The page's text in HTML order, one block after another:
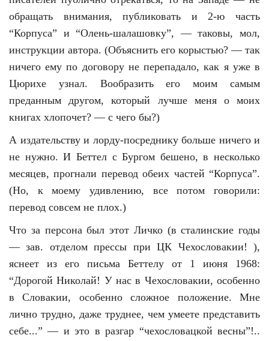
обращать внимания, публиковать и 2-ю часть
“Корпуса” и “Олень-шалашовку”, — таковы, мол,
инструкции автора. (Объяснить его корыстью? — так
ничего ему по договору не перепадало, как я уже в
Цюрихе узнал. Вообразить его моим самым
преданным другом, который лучше меня о моих
книгах хлопочет? — с чего бы?)
А издательству и лорду-посреднику больше ничего и
не нужно. И Беттел с Бургом бешено, в несколько
месяцев, прогнали перевод обеих частей “Корпуса”.
(Но, к моему удивлению, все потом говорили:
перевод совсем не плох.)
Что за персона был этот Личко (в сталинские годы
— зав. отделом прессы при ЦК Чехословакии! ),
яснеет из его письма Беттелу от 1 июня 1968:
“Дорогой Николай! У нас в Чехословакии, особенно
в Словакии, особенно сложное положение. Мне
лично трудно, даже труднее, чем умеете представить
себе...” — и это в разгар “чехословацкой весны”!..